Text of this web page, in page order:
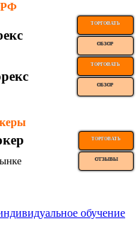
РФ
ТОРГОВАТЬ
ОБЗОР
ТОРГОВАТЬ
ОБЗОР
ТОРГОВАТЬ
ОТЗЫВЫ